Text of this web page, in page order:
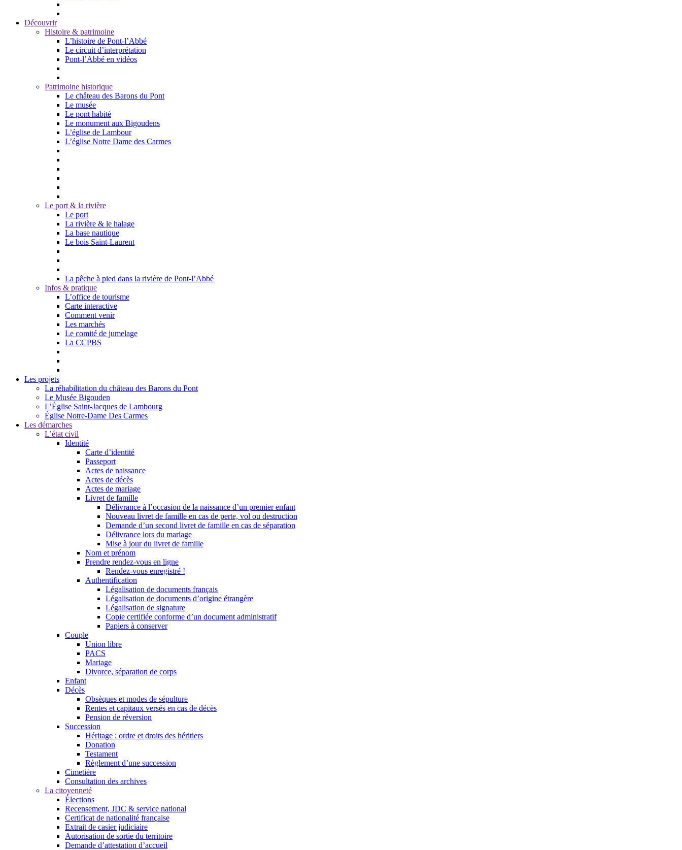
Découvrir
Histoire & patrimoine
L’histoire de Pont-l’Abbé
Le circuit d’interprétation
Pont-l’Abbé en vidéos
Patrimoine historique
Le château des Barons du Pont
Le musée
Le pont habité
Le monument aux Bigoudens
L’église de Lambour
L’église Notre Dame des Carmes
Le port & la rivière
Le port
La rivière & le halage
La base nautique
Le bois Saint-Laurent
La pêche à pied dans la rivière de Pont-l’Abbé
Infos & pratique
L’office de tourisme
Carte interactive
Comment venir
Les marchés
Le comité de jumelage
La CCPBS
Les projets
La réhabilitation du château des Barons du Pont
Le Musée Bigouden
L’Église Saint-Jacques de Lambourg
Église Notre-Dame Des Carmes
Les démarches
L’état civil
Identité
Carte d’identité
Passeport
Actes de naissance
Actes de décès
Actes de mariage
Livret de famille
Délivrance à l’occasion de la naissance d’un premier enfant
Nouveau livret de famille en cas de perte, vol ou destruction
Demande d’un second livret de famille en cas de séparation
Délivrance lors du mariage
Mise à jour du livret de famille
Nom et prénom
Prendre rendez-vous en ligne
Rendez-vous enregistré !
Authentification
Légalisation de documents français
Légalisation de documents d’origine étrangère
Légalisation de signature
Copie certifiée conforme d’un document administratif
Papiers à conserver
Couple
Union libre
PACS
Mariage
Divorce, séparation de corps
Enfant
Décès
Obsèques et modes de sépulture
Rentes et capitaux versés en cas de décès
Pension de réversion
Succession
Héritage : ordre et droits des héritiers
Donation
Testament
Règlement d’une succession
Cimetière
Consultation des archives
La citoyenneté
Élections
Recensement, JDC & service national
Certificat de nationalité française
Extrait de casier judiciaire
Autorisation de sortie du territoire
Demande d’attestation d’accueil